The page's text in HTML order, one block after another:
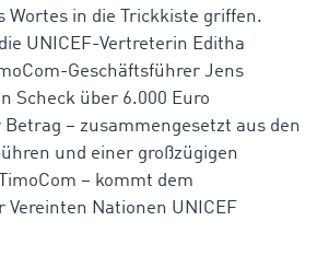
Wortes in die Trickkiste griffen.
UNICEF-Vertreterin Editha
Geschäftsführer Jens
Scheck über 6.000 Euro
– zusammengesetzt aus den
und einer großzügigen
– kommt dem
Vereinten Nationen UNICEF